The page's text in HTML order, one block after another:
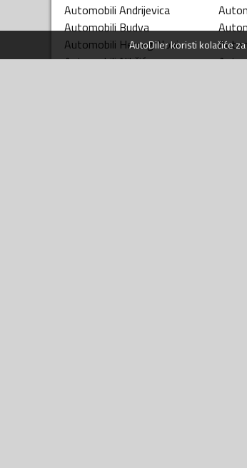
Automobili Andrijevica
AutomobiliBudva
Automobili Herceg Novi
AutomobiliNikšić
AutoDilerkoristi kolačiće